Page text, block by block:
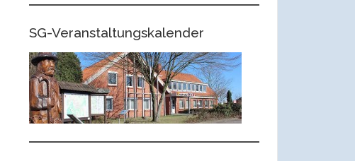
SG-Veranstaltungskalender